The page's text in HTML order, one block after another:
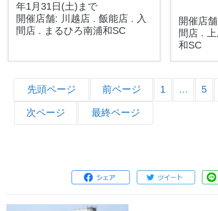
年1月31日(土)まで
開催店舗: 川越店 . 飯能店 . 入
間店 . まるひろ南浦和SC
開催店
間店 .
和SC
先頭ページ 前ページ 1 ... 5
次ページ 最終ページ